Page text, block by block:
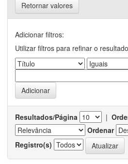
Retornar valores
Adicionar filtros:
Utilizar filtros para refinar o
Resultados/Página |
Ordenar
Registro(s)